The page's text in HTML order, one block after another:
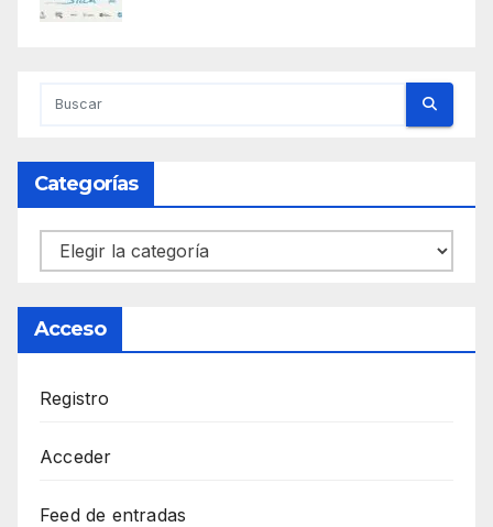
Categorías
Categorías
Acceso
Registro
Acceder
Feed de entradas